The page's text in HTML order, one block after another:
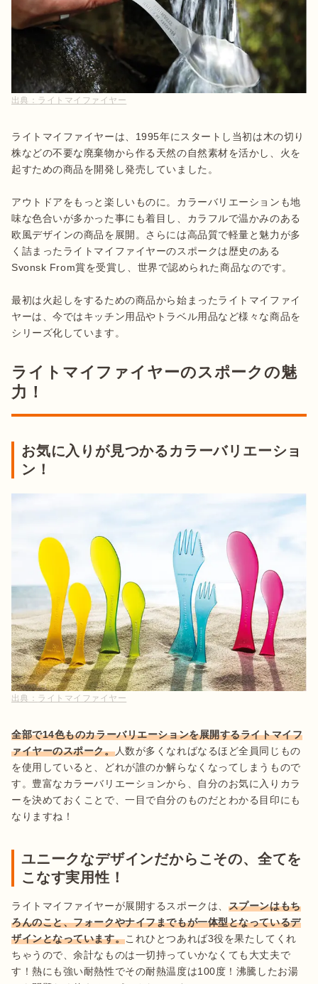
出典： ライトマイファイヤー
ライトマイファイヤーは、1995年にスタートし当初は木の切り
株などの不要な廃棄物から作る天然の自然素材を活かし、火を
起すための商品を開発し発売していました。
アウトドアをもっと楽しいものに。カラーバリエーションも地
味な色合いが多かった事にも着目し、カラフルで温かみのある
欧風デザインの商品を展開。さらには高品質で軽量と魅力が多
く詰まったライトマイファイヤーのスポークは歴史のある
Svonsk From賞を受賞し、世界で認められた商品なのです。
最初は火起しをするための商品から始まったライトマイファイ
ヤーは、今ではキッチン用品やトラベル用品など様々な商品を
シリーズ化しています。
ライトマイファイヤーのスポークの魅
力！
お気に入りが見つかるカラーバリエーショ
ン！
出典： ライトマイファイヤー
全部で14色ものカラーバリエーションを展開するライトマイフ
ァイヤーのスポーク。人数が多くなればなるほど全員同じもの
を使用していると、どれが誰のか解らなくなってしまうもので
す。豊富なカラーバリエーションから、自分のお気に入りカラ
ーを決めておくことで、一目で自分のものだとわかる目印にも
なりますね！
ユニークなデザインだからこその、全てを
こなす実用性！
ライトマイファイヤーが展開するスポークは、 スプーンはもち
ろんのこと、フォークやナイフまでもが一体型となっているデ
ザインとなっています。これひとつあれば3役を果たしてくれ
ちゃうので、余計なものは一切持っていかなくても大丈夫で
す！熱にも強い耐熱性でその耐熱温度は100度！沸騰したお湯